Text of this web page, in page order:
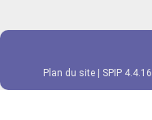
Plan du site SPIP 4.4.16